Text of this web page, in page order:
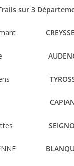
sur 3
l’élan
Mouettes